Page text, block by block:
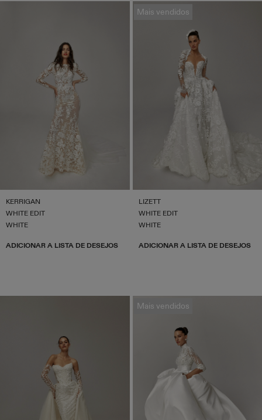
KERRIGAN
WHITE EDIT
WHITE
ADICIONAR A LISTA DE DESEJOS
Mais vendidos
LIZETT
WHITE EDIT
WHITE
ADICIONAR A LISTA DE DESEJOS
Mais vendidos